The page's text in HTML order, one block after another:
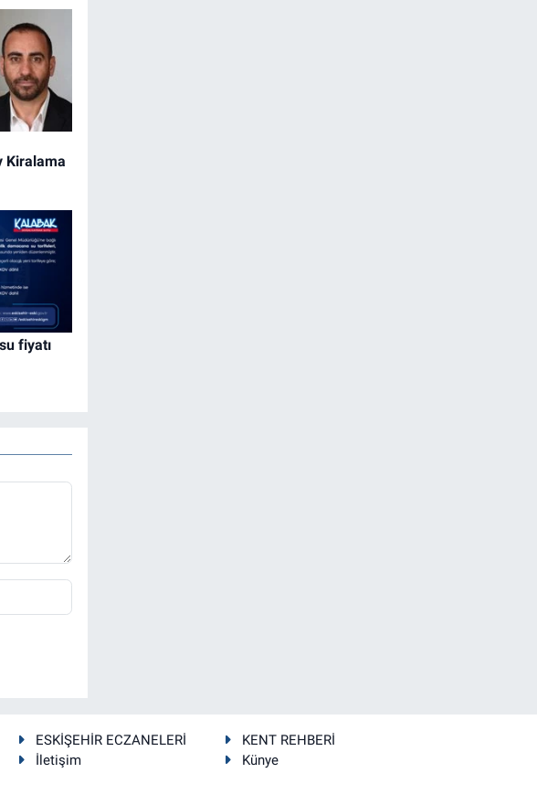
Kiralama
fiyatı
ESKİŞEHİR ECZANELERİ
KENT REHBERİ
İletişim
Künye